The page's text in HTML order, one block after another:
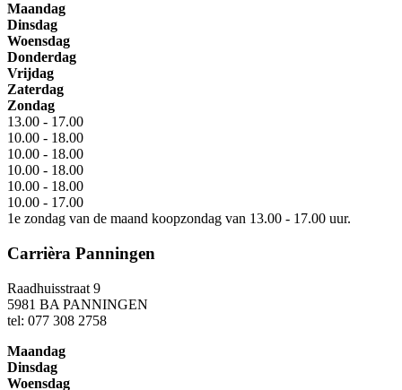
Maandag
Dinsdag
Woensdag
Donderdag
Vrijdag
Zaterdag
Zondag
13.00 - 17.00
10.00 - 18.00
10.00 - 18.00
10.00 - 18.00
10.00 - 18.00
10.00 - 17.00
1e zondag van de maand koopzondag van 13.00 - 17.00 uur.
Carrièra Panningen
Raadhuisstraat 9
5981 BA PANNINGEN
tel: 077 308 2758
Maandag
Dinsdag
Woensdag